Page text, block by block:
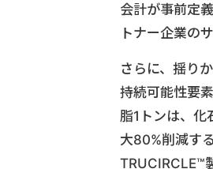
会計が事前定
トナー企業の
さらに、揺り
持続可能性要
脂1トンは、化
大80%削減す
TRUCIRCLE™️